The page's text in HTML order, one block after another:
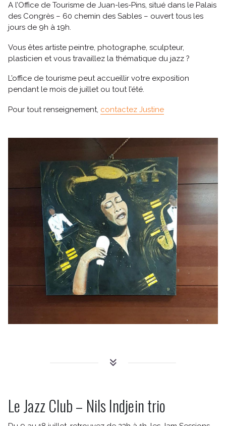
A l’Office de Tourisme de Juan-les-Pins, situé dans le Palais
des Congrès – 60 chemin des Sables – ouvert tous les
jours de 9h à 19h.
Vous êtes artiste peintre, photographe, sculpteur,
plasticien et vous travaillez la thématique du jazz ?
L’office de tourisme peut accueillir votre exposition
pendant le mois de juillet ou tout l’été.
Pour tout renseignement, contactez Justine
Le Jazz Club – Nils Indjein trio